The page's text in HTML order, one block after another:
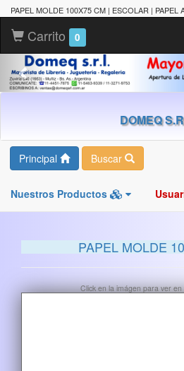
PAPEL MOLDE 100X75 CM | ESCOLAR | PAPEL
Carrito 0
DOMEQ
Principal Buscar
Nuestros Productos
PAPEL MOLDE
Click en la imágen para ver